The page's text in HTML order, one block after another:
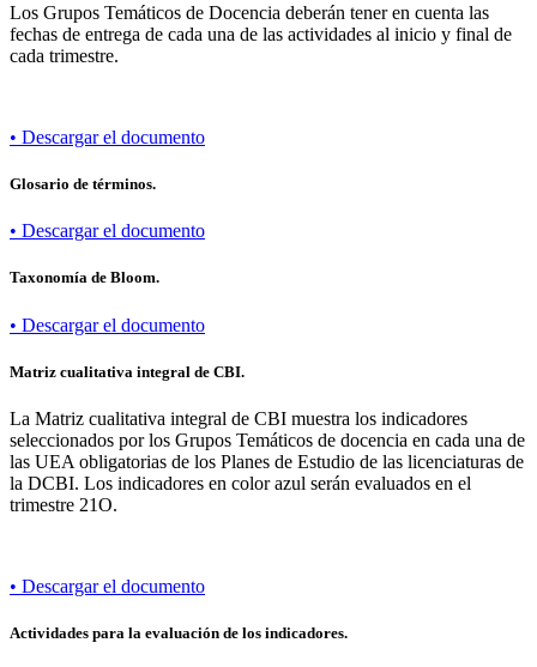
Los Grupos Temáticos de Docencia deberán tener en cuenta las
fechas de entrega de cada una de las actividades al inicio y final de
cada trimestre.
• Descargar el documento
Glosario de términos.
• Descargar el documento
Taxonomía de Bloom.
• Descargar el documento
Matriz cualitativa integral de CBI.
La Matriz cualitativa integral de CBI muestra los indicadores
seleccionados por los Grupos Temáticos de docencia en cada una de
las UEA obligatorias de los Planes de Estudio de las licenciaturas de
la DCBI. Los indicadores en color azul serán evaluados en el
trimestre 21O.
• Descargar el documento
Actividades para la evaluación de los indicadores.